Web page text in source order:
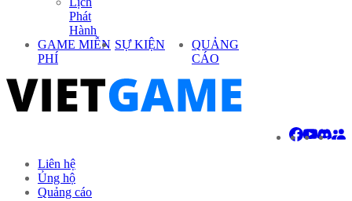
Phát
Hành
GAME MIỄN
PHÍ
SỰ KIỆN
QUẢNG
CÁO
Liên hệ
Ủng hộ
Quảng cáo